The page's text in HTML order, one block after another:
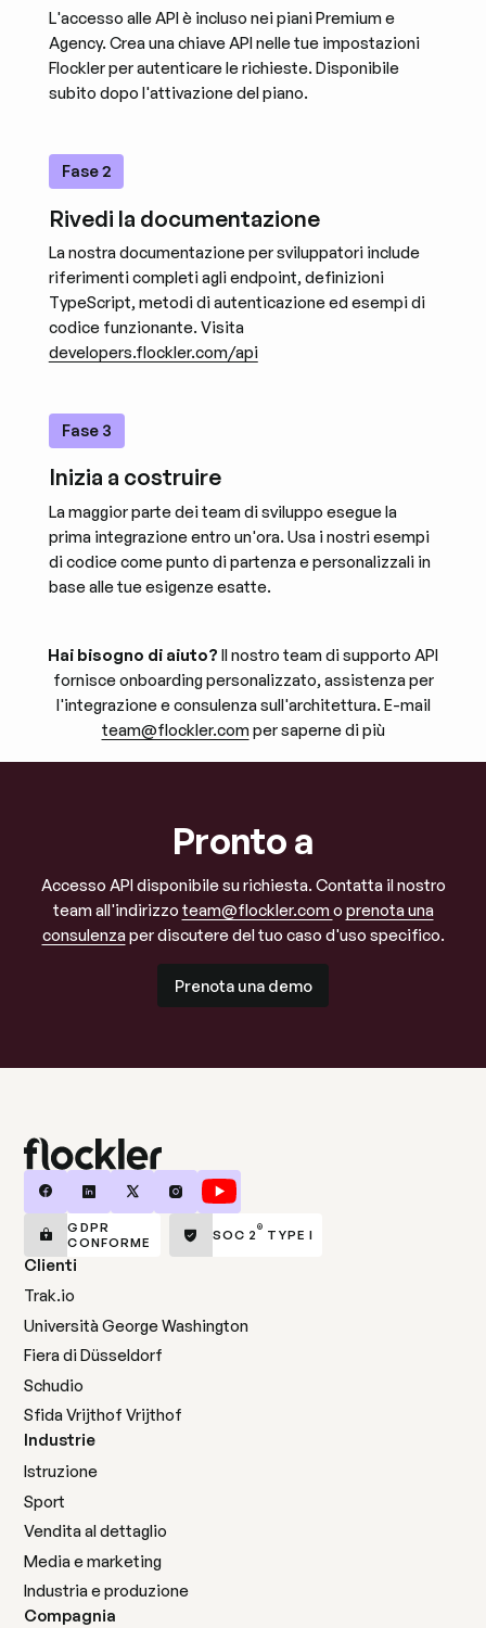
L'accesso alle API è incluso nei piani Premium e
Agency. Crea una chiave API nelle tue impostazioni
Flockler per autenticare le richieste. Disponibile
subito dopo l'attivazione del piano.
Fase 2
Rivedi la documentazione
La nostra documentazione per sviluppatori include
riferimenti completi agli endpoint, definizioni
TypeScript, metodi di autenticazione ed esempi di
codice funzionante. Visita
developers.flockler.com/api
Fase 3
Inizia a costruire
La maggior parte dei team di sviluppo esegue la
prima integrazione entro un'ora. Usa i nostri esempi
di codice come punto di partenza e personalizzali in
base alle tue esigenze esatte.
Hai bisogno di aiuto? Il nostro team di supporto API
fornisce onboarding personalizzato, assistenza per
l'integrazione e consulenza sull'architettura. E-mail
team@flockler.comper saperne di più
Pronto a
Accesso API disponibile su richiesta. Contatta il nostro
team all'indirizzo team@flockler.como prenota una
consulenzaper discutere del tuo caso d'uso specifico.
Prenota una demo
GDPR
CONFORME
SOC 2 ® TYPE I
Clienti
Trak.io
Università George Washington
Fiera di Düsseldorf
Schudio
Sfida Vrijthof Vrijthof
Industrie
Istruzione
Sport
Vendita al dettaglio
Media e marketing
Industria e produzione
Compagnia